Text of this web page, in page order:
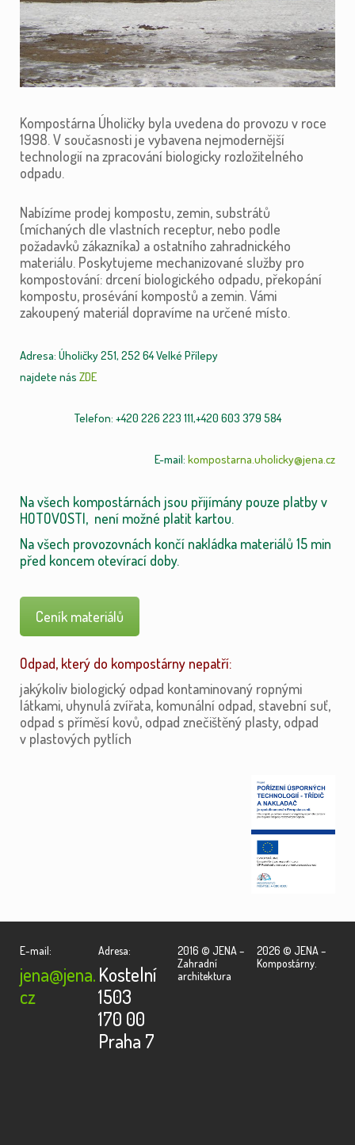
Kompostárna Úholičky byla uvedena do provozu v roce
1998. V současnosti je vybavena nejmodernější
technologií na zpracování biologicky rozložitelného
odpadu.
Nabízíme prodej kompostu, zemin, substrátů
(míchaných dle vlastních receptur, nebo podle
požadavků zákazníka) a ostatního zahradnického
materiálu. Poskytujeme mechanizované služby pro
kompostování: drcení biologického odpadu, překopání
kompostu, prosévání kompostů a zemin. Vámi
zakoupený materiál dopravíme na určené místo.
Adresa: Úholičky 251, 252 64 Velké Přílepy
najdete nás ZDE
Telefon: +420 226 223 111,+420 603 379 584
E-mail:kompostarna.uholicky@jena.cz
Na všech kompostárnách jsou přijímány pouze platby v
HOTOVOSTI, není možné platit kartou.
Na všech provozovnách končí nakládka materiálů 15 min
před koncem otevírací doby.
Ceník materiálů
Odpad, který do kompostárny nepatří:
jakýkoliv biologický odpad kontaminovaný ropnými
látkami, uhynulá zvířata, komunální odpad, stavební suť,
odpad s příměsí kovů, odpad znečištěný plasty, odpad
v plastových pytlích
E-mail:
jena@jena.
cz
Adresa:
Kostelní
1503
170 00
Praha 7
2016 © JENA –
Zahradní
architektura
2026 © JENA –
Kompostárny.